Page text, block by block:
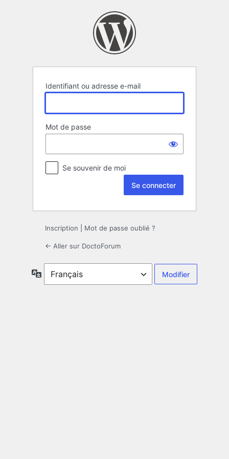
Identifiant ou adresse e-mail
Mot de passe
Se souvenir de moi
Inscription Mot de passe oublié ?
← Aller sur DoctoForum
Langue